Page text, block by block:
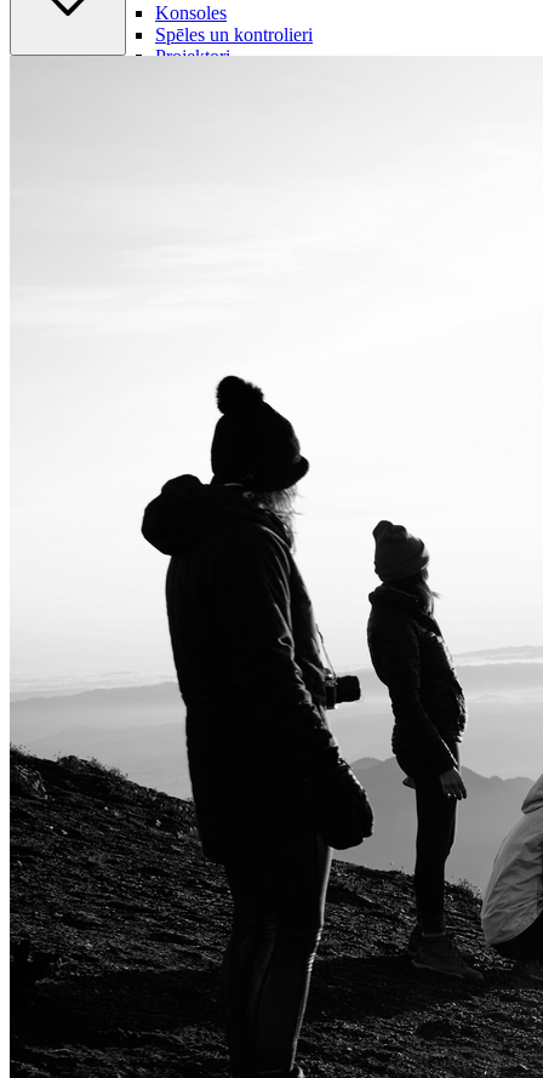
Konsoles
Spēles un kontrolieri
Projektori
Audio
Austiņas
Skaļruņi
Audiosistēmas
Brīvroku sistēmas
Planšetes